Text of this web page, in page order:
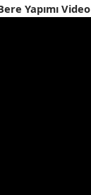
Yapımı Video